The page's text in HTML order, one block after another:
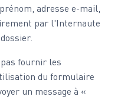
adresse e-mail,
par l'Internaute
fournir les
du formulaire
un message à «